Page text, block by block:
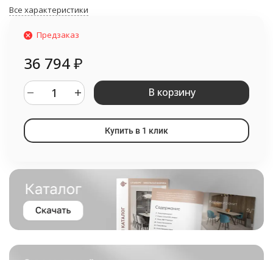
Все характеристики
Предзаказ
36 794₽
В корзину
Купить в 1 клик